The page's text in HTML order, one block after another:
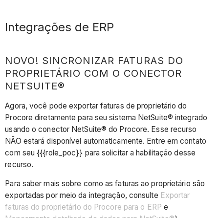
Integrações de ERP
NOVO! SINCRONIZAR FATURAS DO
PROPRIETÁRIO COM O CONECTOR
NETSUITE®
Agora, você pode exportar faturas de proprietário do
Procore diretamente para seu sistema NetSuite® integrado
usando o conector NetSuite® do Procore. Esse recurso
NÃO estará disponível automaticamente. Entre em contato
com seu {{{role_poc}} para solicitar a habilitação desse
recurso.
Para saber mais sobre como as faturas ao proprietário são
exportadas por meio da integração, consulte Exportar
faturas do proprietário do Procore para o ERP e